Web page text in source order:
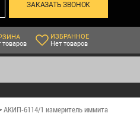
ЗАКАЗАТЬ ЗВОНОК
товаров
ИЗБРАННОЕ
Нет товаров
АКИП-6114/1 измеритель иммитанса